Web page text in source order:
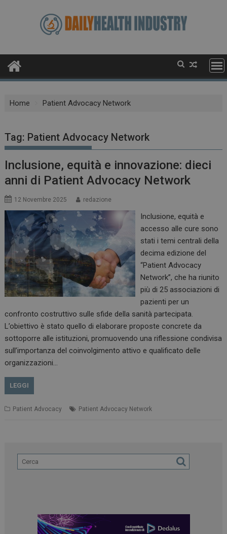
Home Patient Advocacy Network
Tag: Patient Advocacy Network
Inclusione, equità e innovazione: dieci
anni di Patient Advocacy Network
12 Novembre 2025 redazione
Inclusione, equità e
accesso alle cure sono
stati i temi centrali della
decima edizione del
“Patient Advocacy
Network”, che ha riunito
più di 25 associazioni di
pazienti per un
confronto costruttivo sulle sfide della sanità partecipata.
L’obiettivo è stato quello di elaborare proposte concrete da
sottoporre alle istituzioni, promuovendo una riflessione condivisa
sull’importanza del coinvolgimento attivo e qualificato delle
organizzazioni…
LEGGI
Patient Advocacy Patient Advocacy Network